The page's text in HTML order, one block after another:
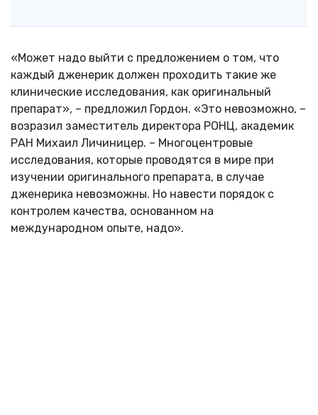
«Может надо выйти с предложением о том, что
каждый дженерик должен проходить такие же
клинические исследования, как оригинальный
препарат», – предложил Гордон. «Это невозможно, –
возразил заместитель директора РОНЦ, академик
РАН Михаил Личиницер. – Многоцентровые
исследования, которые проводятся в мире при
изучении оригинального препарата, в случае
дженерика невозможны. Но навести порядок с
контролем качества, основанном на
международном опыте, надо».